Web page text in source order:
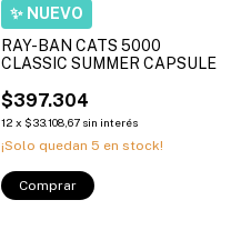
RAY-BAN CATS 5000
CLASSIC SUMMER CAPSULE
$397.304
12 x $33.108,67 sin interés
¡Solo quedan 5 en stock!
Comprar